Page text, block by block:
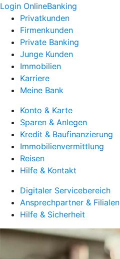
Login OnlineBanking
Privatkunden
Firmenkunden
Private Banking
Junge Kunden
Immobilien
Karriere
Meine Bank
Konto & Karte
Sparen & Anlegen
Kredit & Baufinanzierung
Immobilienvermittlung
Reisen
Hilfe & Kontakt
Digitaler Servicebereich
Ansprechpartner & Filialen
Hilfe & Sicherheit